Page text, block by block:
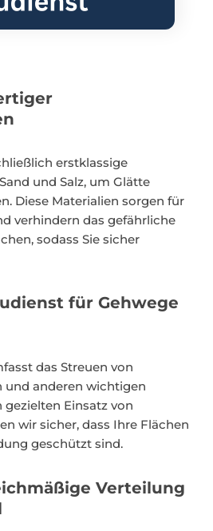
erstklassige
und Salz, um Glätte
Diese Materialien sorgen für
verhindern das gefährliche
sodass Sie sicher
für Gehwege
das Streuen von
und anderen wichtigen
gezielten Einsatz von
wir sicher, dass Ihre Flächen
geschützt sind.
Verteilung